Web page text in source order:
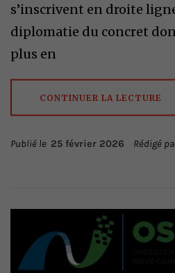
s’inscrivent en droite
diplomatie du concret
plus en
CONTINUER LA LECTURE
Publié le 25 février 2026 Rédigé